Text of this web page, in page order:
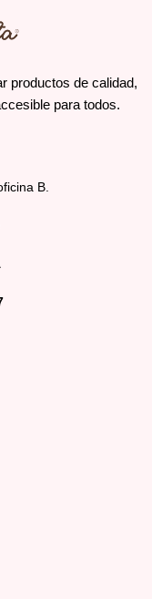
productos de calidad,
para todos.
B.